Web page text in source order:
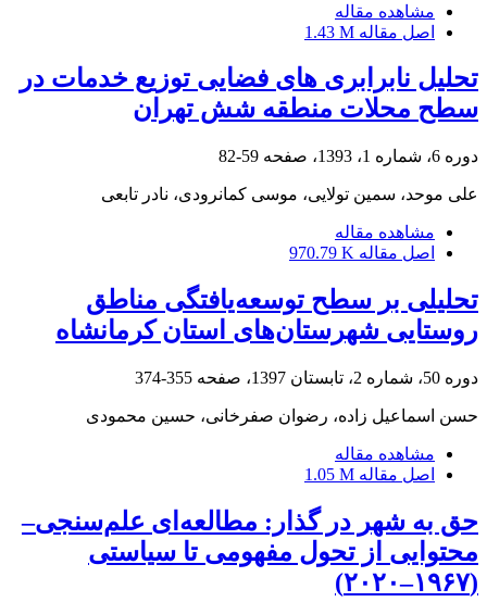
مشاهده مقاله
اصل مقاله 1.43 M
تحلیل نابرابری های فضایی توزیع خدمات در
سطح محلات منطقه شش تهران
دوره 6، شماره 1، 1393، صفحه 59-82
علی موحد، سمین تولایی، موسی کمانرودی، نادر تابعی
مشاهده مقاله
اصل مقاله 970.79 K
تحلیلی بر سطح توسعه‌یافتگی مناطق
روستایی شهرستان‌های استان کرمانشاه
دوره 50، شماره 2، تابستان 1397، صفحه 355-374
حسن اسماعیل زاده، رضوان صفرخانی، حسین محمودی
مشاهده مقاله
اصل مقاله 1.05 M
حق به شهر در گذار: مطالعه‌ای علم‌سنجی–
محتوایی از تحول مفهومی تا سیاستی
(۱۹۶۷–۲۰۲۰)